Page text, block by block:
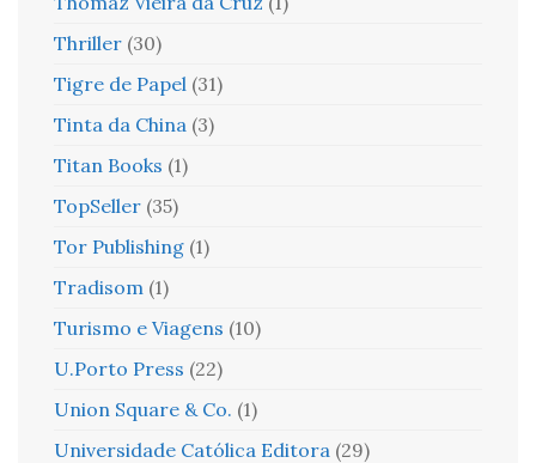
Thriller (30)
Tigre de Papel (31)
Tinta da China (3)
Titan Books (1)
TopSeller (35)
Tor Publishing (1)
Tradisom (1)
Turismo e Viagens (10)
U.Porto Press (22)
Union Square & Co. (1)
Universidade Católica Editora (29)